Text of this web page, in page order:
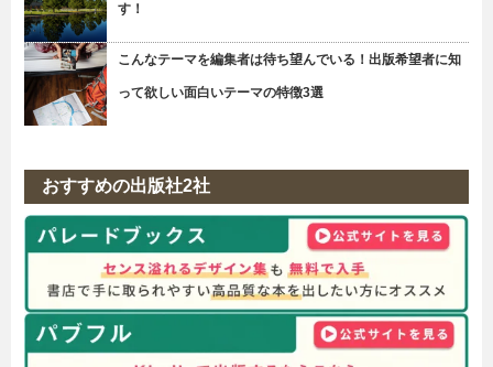
す！
こんなテーマを編集者は待ち望んでいる！出版希望者に知
って欲しい面白いテーマの特徴3選
おすすめの出版社2社